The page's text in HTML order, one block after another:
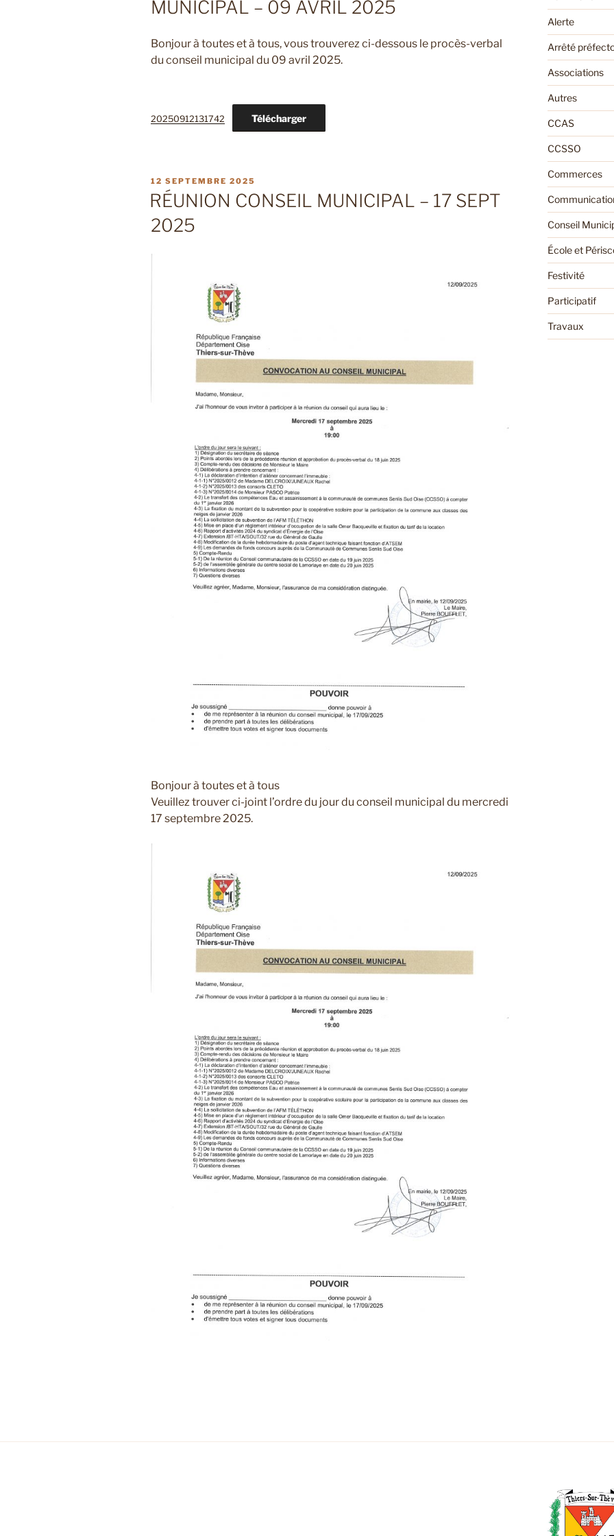
MUNICIPAL – 09 AVRIL 2025
Bonjour à toutes et à tous, vous trouverez ci-dessous le procès-verbal
du conseil municipal du 09 avril 2025.
20250912131742 Télécharger
PUBLIÉ
LE
12 SEPTEMBRE 2025
RÉUNION CONSEIL MUNICIPAL – 17 SEPT
2025
Bonjour à toutes et à tous
Veuillez trouver ci-joint l’ordre du jour du conseil municipal du mercredi
17 septembre 2025.
Alerte
Arrêté
Associations
Autres
CCAS
CCSSO
Commerces
Conseil
École et
Festivité
Participatif
Travaux